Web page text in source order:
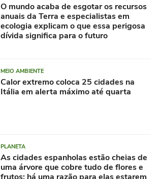
O mundo acaba de esgotar os recursos
anuais da Terra e especialistas em
ecologia explicam o que essa perigosa
dívida significa para o futuro
MEIO AMBIENTE
Calor extremo coloca 25 cidades na
Itália em alerta máximo até quarta
PLANETA
As cidades espanholas estão cheias de
uma árvore que cobre tudo de flores e